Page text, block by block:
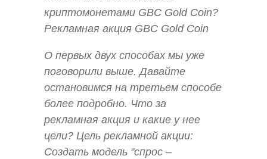
криптомонетами GBC Gold Coin?
Рекламная акция GBC Gold Coin
О первых двух способах мы уже
поговорили выше. Давайте
остановимся на третьем способе
более подробно. Что за
рекламная акция и какие у нее
цели? Цель рекламной акции:
Создать модель "спрос –